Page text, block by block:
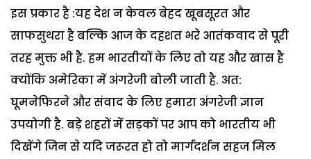
इस प्रकार है :यह देश न केवल बेहद खूबसूरत और
साफसुथरा है बल्कि आज के दहशत भरे आतंकवाद से पूरी
तरह मुक्त भी है. हम भारतीयों के लिए तो यह और खास है
क्योंकि अमेरिका में अंगरेजी बोली जाती है. अत:
घूमनेफिरने और संवाद के लिए हमारा अंगरेजी ज्ञान
उपयोगी है. बड़े शहरों में सड़कों पर आप को भारतीय भी
दिखेंगे जिन से यदि जरूरत हो तो मार्गदर्शन सहज मिल